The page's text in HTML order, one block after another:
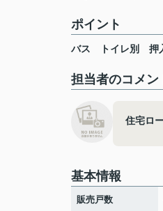
ポイント
バス トイレ別 押
担当者のコメン
住宅ロ
基本情報
販売戸数